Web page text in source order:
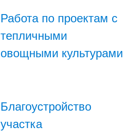
Работа по проектам с
тепличными
овощными культурами
Благоустройство
участка